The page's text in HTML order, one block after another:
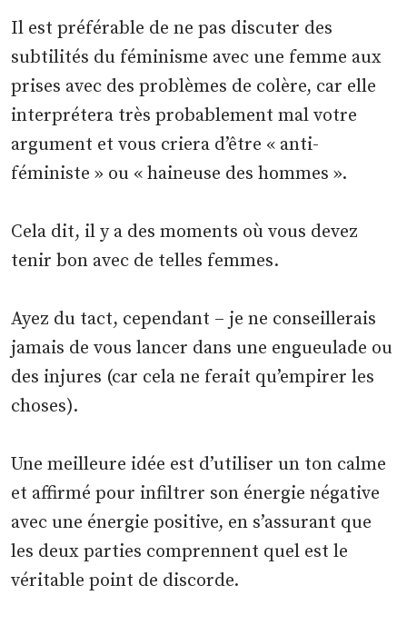
Il est préférable de ne pas discuter des
subtilités du féminisme avec une femme aux
prises avec des problèmes de colère, car elle
interprétera très probablement mal votre
argument et vous criera d’être « anti-
féministe » ou « haineuse des hommes ».
Cela dit, il y a des moments où vous devez
tenir bon avec de telles femmes.
Ayez du tact, cependant – je ne conseillerais
jamais de vous lancer dans une engueulade ou
des injures (car cela ne ferait qu’empirer les
choses).
Une meilleure idée est d’utiliser un ton calme
et affirmé pour infiltrer son énergie négative
avec une énergie positive, en s’assurant que
les deux parties comprennent quel est le
véritable point de discorde.